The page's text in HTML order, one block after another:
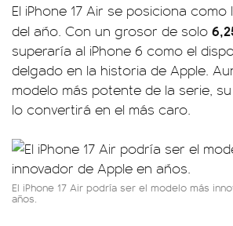
El iPhone 17 Air se posiciona
del año. Con un grosor de solo
superaría al iPhone 6 como el
delgado en la historia de Apple.
modelo más potente de la serie,
lo convertirá en el más caro.
El iPhone 17 Air podría ser el modelo más
años.